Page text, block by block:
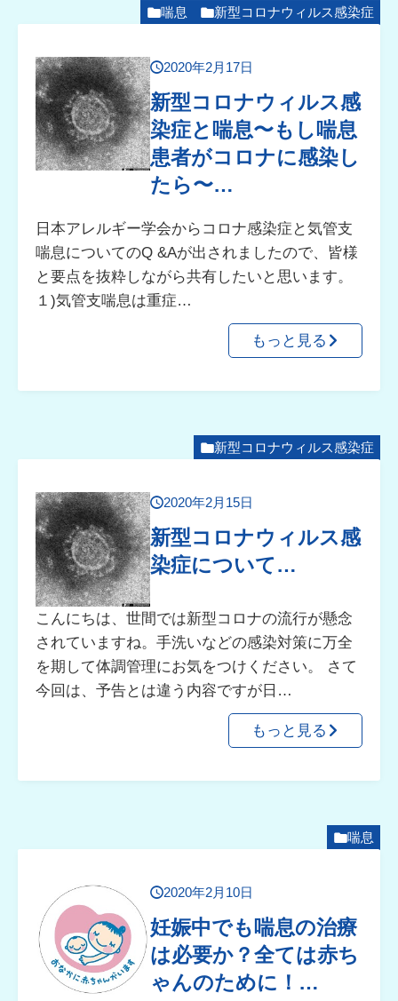
喘息 新型コロナウィルス感染症
2020年2月17日
新型コロナウィルス感
染症と喘息〜もし喘息
患者がコロナに感染し
たら〜…
日本アレルギー学会からコロナ感染症と気管支
喘息についてのQ &Aが出されましたので、皆様
と要点を抜粋しながら共有したいと思います。
１)気管支喘息は重症…
もっと見る
新型コロナウィルス感染症
2020年2月15日
新型コロナウィルス感
染症について…
こんにちは、世間では新型コロナの流行が懸念
されていますね。手洗いなどの感染対策に万全
を期して体調管理にお気をつけください。 さて
今回は、予告とは違う内容ですが日…
もっと見る
喘息
2020年2月10日
妊娠中でも喘息の治療
は必要か？全ては赤ち
ゃんのために！…